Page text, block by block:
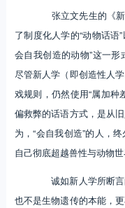
张立文先生的《新
了制度化人学的“动物话语
会自我创造的动物”这一形
尽管新人学（即创造性人
戏规则，仍然使用“属加种
偏救弊的话语方式，是从
为，“会自我创造”的人，
自己彻底超越兽性与动物
诚如新人学所断言
也不是生物遗传的本能，